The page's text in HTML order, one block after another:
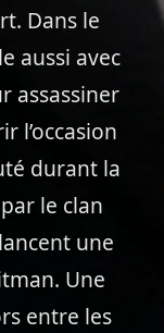
Dans le
aussi avec
assassiner
l’occasion
durant la
le clan
une
Une
entre les